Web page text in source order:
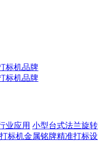
标机品牌
标机品牌
业应用 小型台式法兰旋转
标机金属铭牌精准打标设